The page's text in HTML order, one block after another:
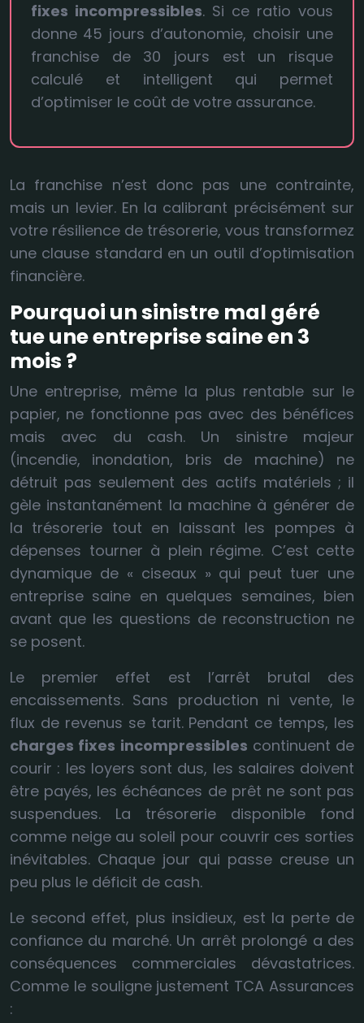
fixes incompressibles. Si ce ratio vous
donne 45 jours d’autonomie, choisir une
franchise de 30 jours est un risque
calculé et intelligent qui permet
d’optimiser le coût de votre assurance.
La franchise n’est donc pas une contrainte,
mais un levier. En la calibrant précisément sur
votre résilience de trésorerie, vous transformez
une clause standard en un outil d’optimisation
financière.
Pourquoi un sinistre mal géré
tue une entreprise saine en 3
mois ?
Une entreprise, même la plus rentable sur le
papier, ne fonctionne pas avec des bénéfices
mais avec du cash. Un sinistre majeur
(incendie, inondation, bris de machine) ne
détruit pas seulement des actifs matériels ; il
gèle instantanément la machine à générer de
la trésorerie tout en laissant les pompes à
dépenses tourner à plein régime. C’est cette
dynamique de « ciseaux » qui peut tuer une
entreprise saine en quelques semaines, bien
avant que les questions de reconstruction ne
se posent.
Le premier effet est l’arrêt brutal des
encaissements. Sans production ni vente, le
flux de revenus se tarit. Pendant ce temps, les
charges fixes incompressibles continuent de
courir : les loyers sont dus, les salaires doivent
être payés, les échéances de prêt ne sont pas
suspendues. La trésorerie disponible fond
comme neige au soleil pour couvrir ces sorties
inévitables. Chaque jour qui passe creuse un
peu plus le déficit de cash.
Le second effet, plus insidieux, est la perte de
confiance du marché. Un arrêt prolongé a des
conséquences commerciales dévastatrices.
Comme le souligne justement TCA Assurances
: